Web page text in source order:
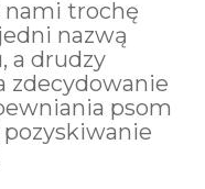
nami trochę
nazwą
a drudzy
zdecydowanie
psom
pozyskiwanie